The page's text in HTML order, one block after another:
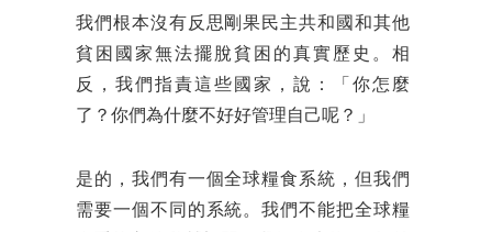
我們根本沒有反思剛果民主共和國和其他
貧困國家無法擺脫貧困的真實歷史。相
反，我們指責這些國家，說：「你怎麼
了？你們為什麼不好好管理自己呢？」
是的，我們有一個全球糧食系統，但我們
需要一個不同的系統。我們不能把全球糧